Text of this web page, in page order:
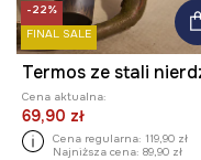
-22%
FINAL SALE
Cena aktualna:
69,90 zł
Cena regularna: 119,90 zł
Najniższa cena: 89,90 zł